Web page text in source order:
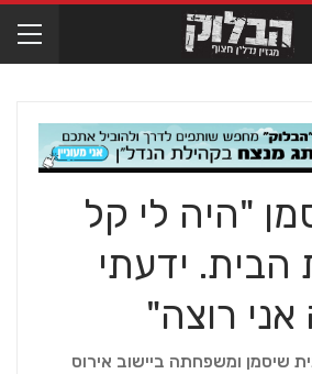
"היה לי קל
הבית. ידעתי
רוצה"
שיסמן ומשפחתה ביישוב אירוס